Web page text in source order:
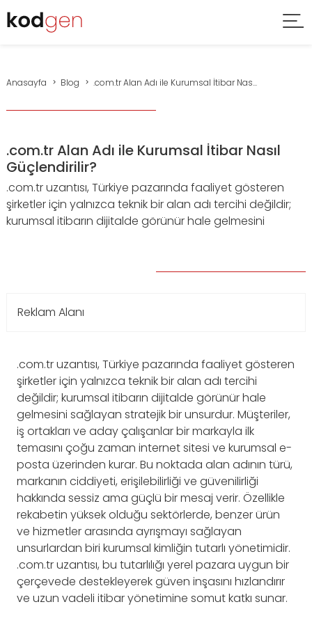
Anasayfa Blog .com.tr Alan Adı ile Kurumsal İtibar Nas...
.com.tr Alan Adı ile Kurumsal İtibar Nasıl
Güçlendirilir?
.com.tr uzantısı, Türkiye pazarında faaliyet gösteren
şirketler için yalnızca teknik bir alan adı tercihi değildir;
kurumsal itibarın dijitalde görünür hale gelmesini
Reklam Alanı
.com.tr uzantısı, Türkiye pazarında faaliyet gösteren
şirketler için yalnızca teknik bir alan adı tercihi
değildir; kurumsal itibarın dijitalde görünür hale
gelmesini sağlayan stratejik bir unsurdur. Müşteriler,
iş ortakları ve aday çalışanlar bir markayla ilk
temasını çoğu zaman internet sitesi ve kurumsal e-
posta üzerinden kurar. Bu noktada alan adının türü,
markanın ciddiyeti, erişilebilirliği ve güvenilirliği
hakkında sessiz ama güçlü bir mesaj verir. Özellikle
rekabetin yüksek olduğu sektörlerde, benzer ürün
ve hizmetler arasında ayrışmayı sağlayan
unsurlardan biri kurumsal kimliğin tutarlı yönetimidir.
.com.tr uzantısı, bu tutarlılığı yerel pazara uygun bir
çerçevede destekleyerek güven inşasını hızlandırır
ve uzun vadeli itibar yönetimine somut katkı sunar.